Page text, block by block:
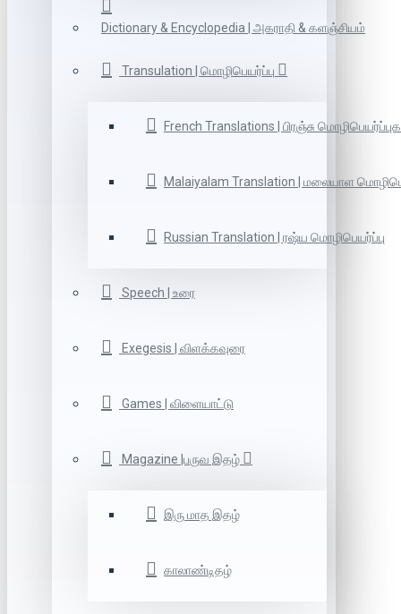
Dictionary & Encyclopedia | அகராதி & களஞ்சியம்
Transulation | மொழிபெயர்ப்பு
French Translations | பிரஞ்சு
Malaiyalam Translation | மலையாள
Russian Translation | ரஷ்ய மொழிபெயர்ப்பு
Speech | உரை
Exegesis | விளக்கவுரை
Games | விளையாட்டு
Magazine |பருவ இதழ்
இரு மாத இதழ்
காலாண்டிதழ்